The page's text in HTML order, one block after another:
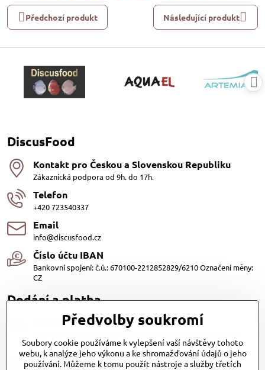
Předchozí produkt Následující produkt
DiscusFood
Kontakt pro Českou a Slovenskou Republiku
Zákaznická podpora od 9h. do 17h.
Telefon
+420 723540337
Email
info@discusfood.cz
Číslo účtu IBAN
Bankovní spojení: č.ú.: 670100-2212852829/6210 Označení měny:
CZ
Dodání a platba
Dodání
s.r.o. a Zásilkovna
Platby
Předvolby soukromí
Soubory cookie používáme k vylepšení vaší návštěvy tohoto
webu, k analýze jeho výkonu a ke shromažďování údajů o jeho
používání. Můžeme k tomu použít nástroje a služby třetích